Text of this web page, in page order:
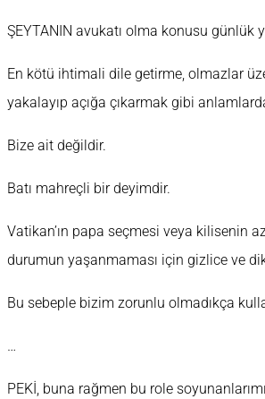
ŞEYTANIN avukatı olma konusu günlük
En kötü ihtimali dile getirme, olmazlar
yakalayıp açığa çıkarmak gibi
Bize ait değildir.
Batı mahreçli bir deyimdir.
Vatikan’ın papa seçmesi veya kilisenin
durumun yaşanmaması için gizlice ve
Bu sebeple bizim zorunlu olmadıkça
…
PEKİ, buna rağmen bu role